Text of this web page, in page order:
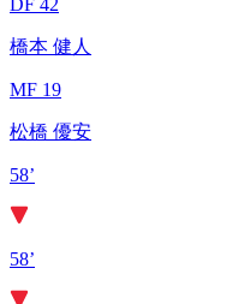
橋本 健人
MF 19
松橋 優安
58’
58’